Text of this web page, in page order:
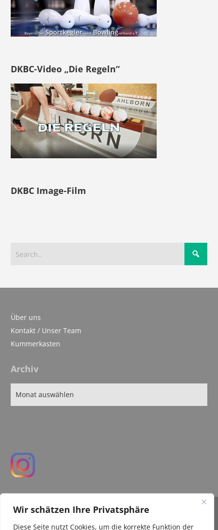
Wir schätzen Ihre Privatsphäre
Diese Seite nutzt Cookies, um die korrekte Funktion der
DKBC-Video „Die Regeln“
DKBC Image-Film
Über uns
Kontakt / Unser Team
Kummerkasten
Archiv